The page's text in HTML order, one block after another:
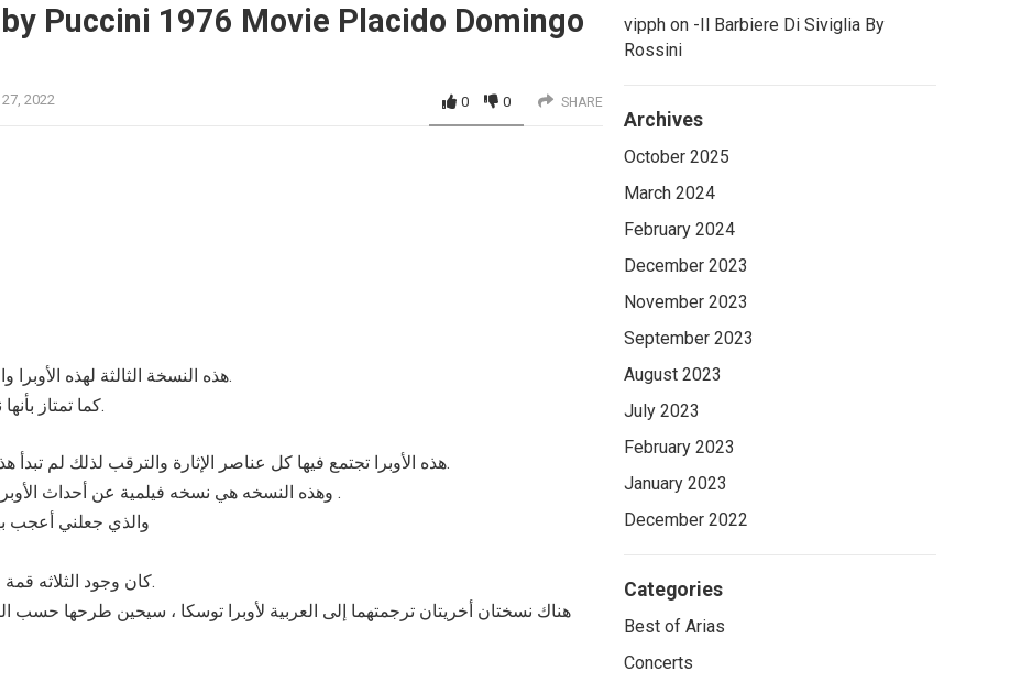
Puccini 1976 Movie Placido Domingo
2022 0 0 SHARE
هذه النسخة الثالثة لهذه الأوبرا والتي تمتاز بأداء بلاسيدو دومينجو لدور الرسام كافاردوسي.
كما تمتاز بأنها نسخة فيلمية اتخذت من الأماكن الحقيقية مواقعاً للتصوير.
هذه الأوبرا تجتمع فيها كل عناصر الإثارة والترقب لذلك لم تبدأ هذه الأوبرا بافتتاحية ، وإنما ببداية سريعة تلهث فيها الأنفاس.
وهذه النسخه هي نسخه فيلمية عن أحداث الأوبرا تم تصويرها في الأماكن الحقيقية التي حدثت فيها القصة .
والذي جعلني أعجب
كان وجود الثلاثه قمة في الإختيار ، وأعد هذه النسخة أفضل نسخة على الإطلاق.
هناك نسختان أخريتان ترجمتهما إلى العربية لأوبرا توسكا ، سيحين طرحها حسب
vipphon -Il Barbiere Di Siviglia By
Rossini
Archives
October 2025
March 2024
February 2024
December 2023
November 2023
September 2023
August 2023
July 2023
February 2023
January 2023
December 2022
Categories
Best of Arias
Concerts